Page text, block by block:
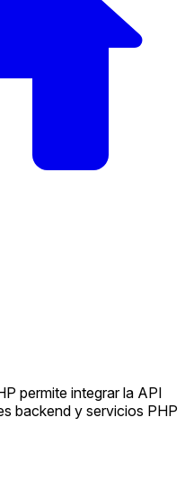
permite integrar la API
backend y servicios PHP